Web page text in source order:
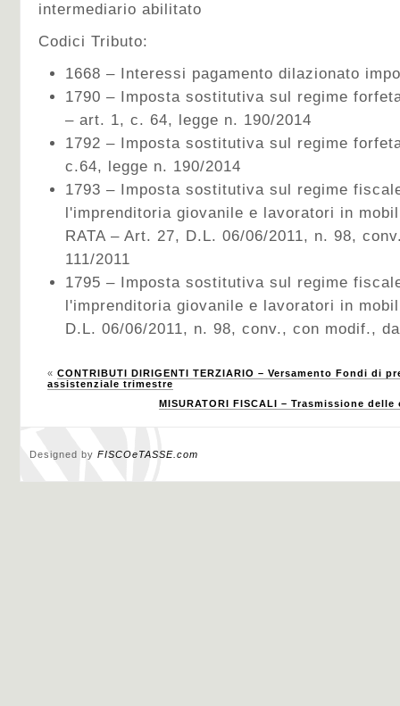
intermediario abilitato
Codici Tributo:
1668 – Interessi pagamento dilazionato
1790 – Imposta sostitutiva sul regime
– art. 1, c. 64, legge n. 190/2014
1792 – Imposta sostitutiva sul regime
c.64, legge n. 190/2014
1793 – Imposta sostitutiva sul regime
l'imprenditoria giovanile e lavoratori in
RATA – Art. 27, D.L. 06/06/2011, n. 98,
111/2011
1795 – Imposta sostitutiva sul regime
l'imprenditoria giovanile e lavoratori in
D.L. 06/06/2011, n. 98, conv., con modif.,
« CONTRIBUTI DIRIGENTI TERZIARIO – Versamento Fondi di
assistenziale trimestre
MISURATORI FISCALI – Trasmissione
Designed by FISCOeTASSE.com